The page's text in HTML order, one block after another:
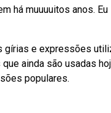
há muuuuitos anos. Eu
gírias e expressões
ainda são usadas
populares.